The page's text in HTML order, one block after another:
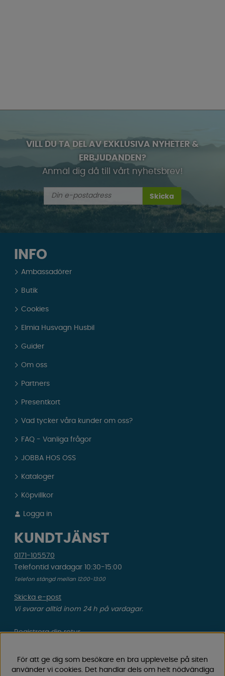
VILL DU TA DEL AV EXKLUSIVA NYHETER &
ERBJUDANDEN?
Anmäl dig då till vårt nyhetsbrev!
Skicka
INFO
Ambassadörer
Butik
Cookies
Elmia Husvagn Husbil
Guider
Om oss
Partners
Presentkort
Vad tycker våra kunder om oss?
FAQ - Vanliga frågor
JOBBA HOS OSS
Kataloger
Köpvillkor
Logga in
KUNDTJÄNST
0171-105570
Telefontid vardagar 10:30-15:00
Telefon stängd mellan 12:00-13:00
Skicka e-post
Vi svarar alltid inom 24 h på vardagar.
Registrera din retur
Registrera din reklamation
För att ge dig som besökare en bra upplevelse på siten
använder vi cookies. Det handlar dels om helt nödvändiga